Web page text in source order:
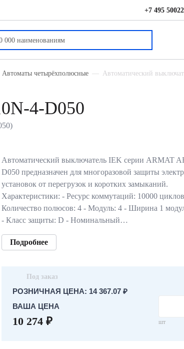
+7 495
Автоматы четырёхполюсные
Автоматический
4-D050
Автоматический выключатель IEK серии ARMAT
D050 предназначен для многоразовой защиты
установок от перегрузок и коротких замыканий.
Характеристики: - Ресурс коммутаций: 10000
Количество полюсов: 4 - Модуль: 4 - Ширина 1
- Класс защиты: D - Номинальный…
Подробнее
Под заказ
РОЗНИЧНАЯ ЦЕНА: 14 367.07 ₽
ВАША ЦЕНА
10 274 ₽ шт